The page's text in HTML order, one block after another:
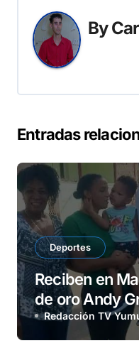
By
Entradas
Deportes
Reciben en
de oro Andy
Redacción TV